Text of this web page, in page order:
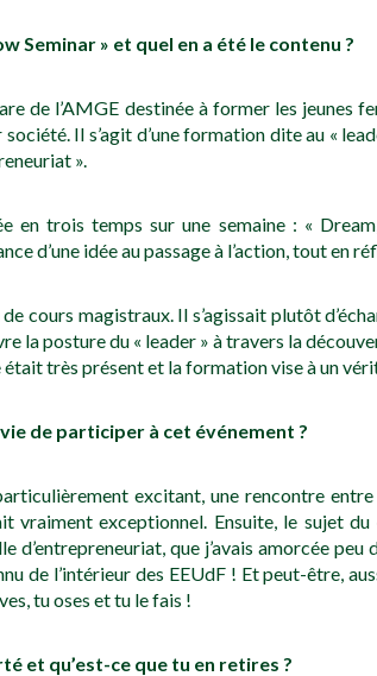
Seminar » et quel en a été le contenu ?
de l’AMGE destinée à former les jeunes
Il s’agit d’une formation dite au «
».
en trois temps sur une semaine : «
d’une idée au passage à l’action, tout en
cours magistraux. Il s’agissait plutôt
la posture du « leader » à travers la
était très présent et la formation vise à un
de participer à cet événement ?
excitant, une rencontre
vraiment exceptionnel. Ensuite, le sujet
d’entrepreneuriat, que j’avais amorcée
de l’intérieur des EEUdF ! Et peut-être,
tu oses et tu le fais !
et qu’est-ce que tu en retires ?